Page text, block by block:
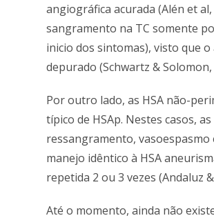
angiográfica acurada (Alén et
sangramento na TC somente
inicio dos sintomas), visto que
depurado (Schwartz & Solomon,
Por outro lado, as HSA não-
típico de HSAp. Nestes casos,
ressangramento,
manejo idêntico à HSA
repetida 2 ou 3 vezes (Andaluz
Até o momento, ainda não